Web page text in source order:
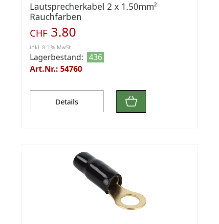
Lautsprecherkabel 2 x 1.50mm²
Rauchfarben
CHF 3.80
inkl. 8.1 % MwSt.
Lagerbestand: 436
Art.Nr.: 54760
Details